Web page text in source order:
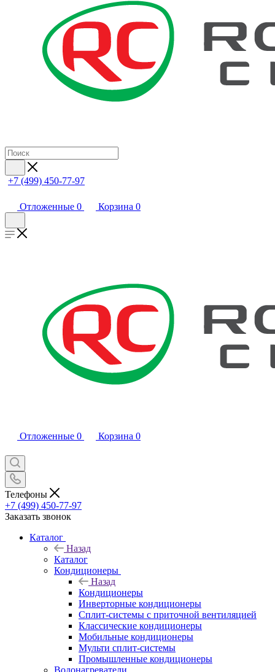
+7 (499) 450-77-97
Отложенные 0 Корзина 0
Отложенные 0 Корзина 0
Телефоны
+7 (499) 450-77-97
Заказать звонок
Каталог
Назад
Каталог
Кондиционеры
Назад
Кондиционеры
Инверторные кондиционеры
Сплит-системы с приточной вентиляцией
Классические кондиционеры
Мобильные кондиционеры
Мульти сплит-системы
Промышленные кондиционеры
Водонагреватели